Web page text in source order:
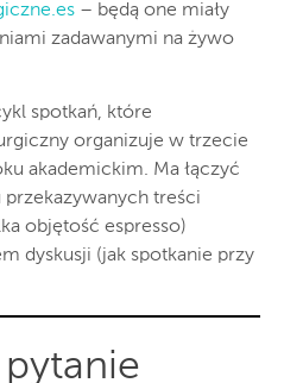
– będą one miały
zadawanymi na żywo
spotkań, które
organizuje w trzecie
akademickim. Ma łączyć
treści
objętość espresso)
dyskusji (jak spotkanie przy